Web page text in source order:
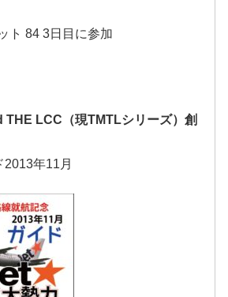
ト 84 3日目に参加
THE LCC（現TMTLシリーズ）創
年11月